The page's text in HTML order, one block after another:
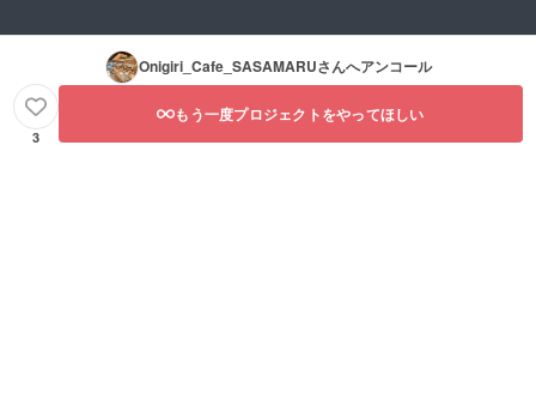
Onigiri_Cafe_SASAMARUさんへアンコール
3
もう一度プロジェクトをやってほしい